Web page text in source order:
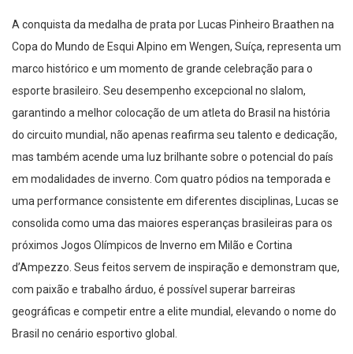
A conquista da medalha de prata por Lucas Pinheiro Braathen na
Copa do Mundo de Esqui Alpino em Wengen, Suíça, representa um
marco histórico e um momento de grande celebração para o
esporte brasileiro. Seu desempenho excepcional no slalom,
garantindo a melhor colocação de um atleta do Brasil na história
do circuito mundial, não apenas reafirma seu talento e dedicação,
mas também acende uma luz brilhante sobre o potencial do país
em modalidades de inverno. Com quatro pódios na temporada e
uma performance consistente em diferentes disciplinas, Lucas se
consolida como uma das maiores esperanças brasileiras para os
próximos Jogos Olímpicos de Inverno em Milão e Cortina
d’Ampezzo. Seus feitos servem de inspiração e demonstram que,
com paixão e trabalho árduo, é possível superar barreiras
geográficas e competir entre a elite mundial, elevando o nome do
Brasil no cenário esportivo global.